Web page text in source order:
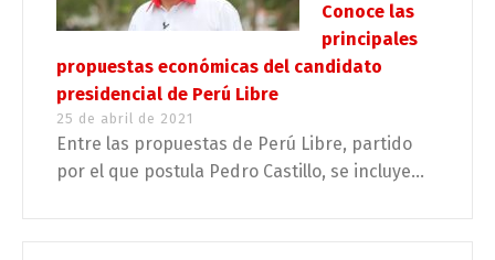
Conoce las
principales
propuestas económicas del candidato
presidencial de Perú Libre
25 de abril de 2021
Entre las propuestas de Perú Libre, partido
por el que postula Pedro Castillo, se incluye...